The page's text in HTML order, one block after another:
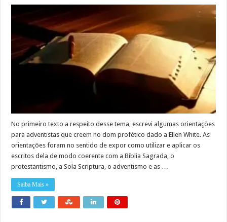
No primeiro texto a respeito desse tema, escrevi algumas orientações
para adventistas que creem no dom profético dado a Ellen White. As
orientações foram no sentido de expor como utilizar e aplicar os
escritos dela de modo coerente com a Bíblia Sagrada, o
protestantismo, a Sola Scriptura, o adventismo e as …
Saiba Mais »